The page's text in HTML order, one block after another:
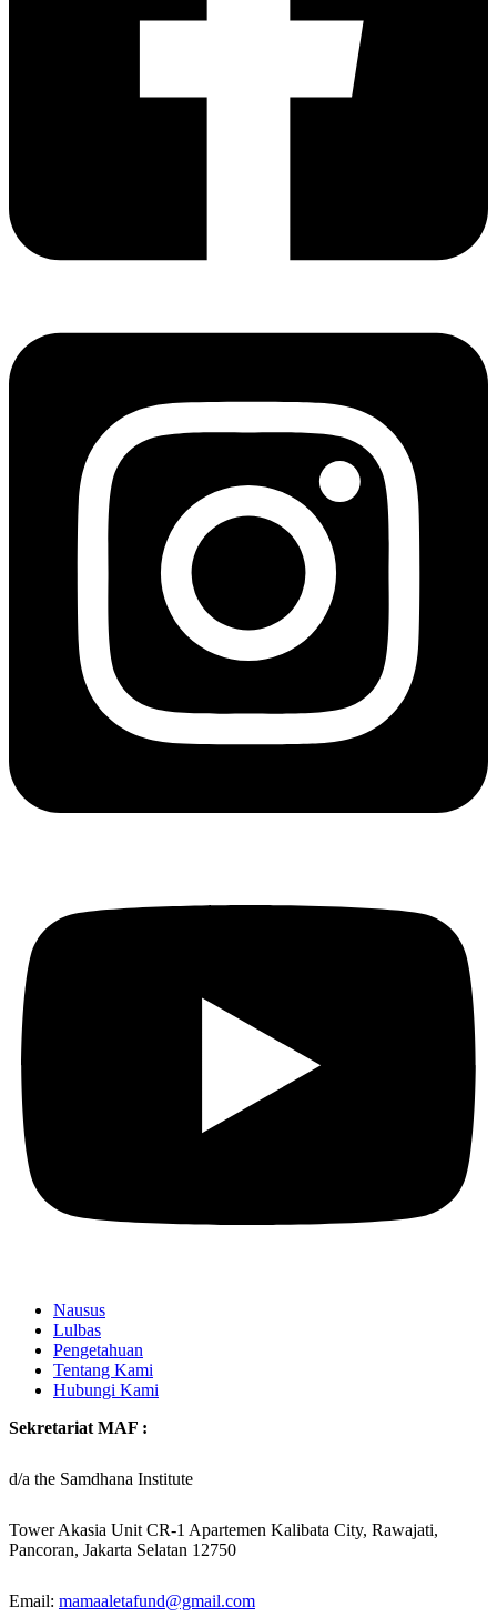
Nausus
Lulbas
Pengetahuan
Tentang Kami
Hubungi Kami
Sekretariat MAF :
d/a the Samdhana Institute
Tower Akasia Unit CR-1 Apartemen Kalibata City, Rawajati,
Pancoran, Jakarta Selatan 12750
Email: mamaaletafund@gmail.com